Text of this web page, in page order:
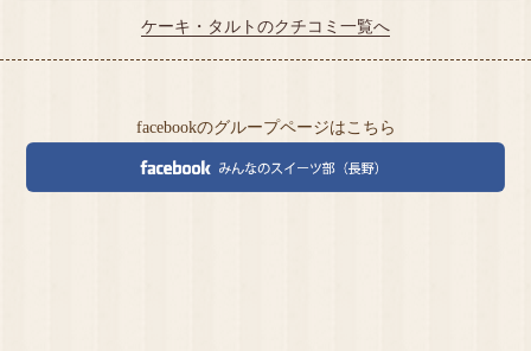
ケーキ・タルトのクチコミ一覧へ
facebookのグループページはこちら